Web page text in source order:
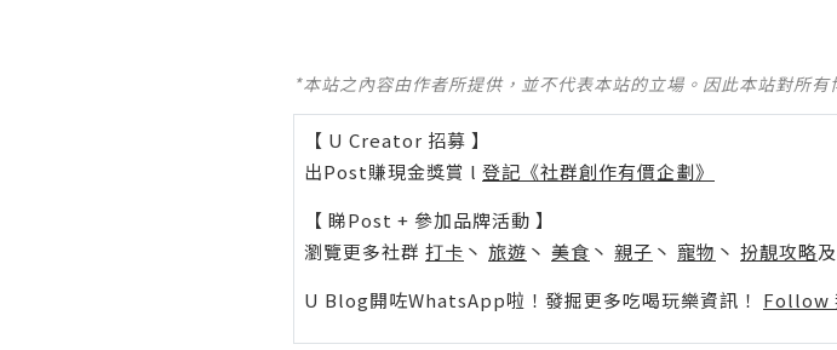
*本站之內容由作者所提供，並不代表本站的立場。因此本站對所
【 U Creator 招募 】
出Post賺現金獎賞 l 登記《社群創作有價企劃》
【 睇Post + 參加品牌活動 】
瀏覽更多社群 打卡 丶 旅遊 丶 美食 丶 親子 丶 寵物 丶 扮靚攻略及
U Blog開咗WhatsApp啦！發掘更多吃喝玩樂資訊！ Follow